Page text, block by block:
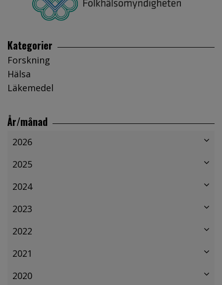
Kategorier
Forskning
Hälsa
Läkemedel
År/månad
2026
2025
2024
2023
2022
2021
2020